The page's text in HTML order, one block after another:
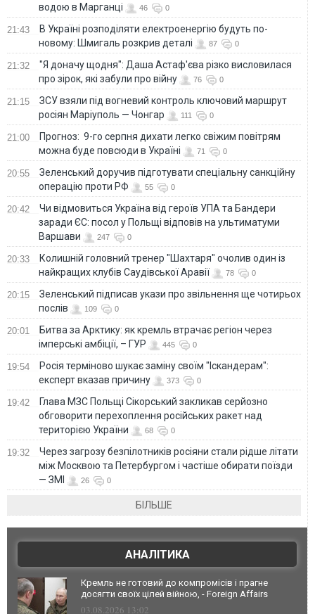
водою в Марганці
46 0
21:43
В Україні розподіляти електроенергію будуть по-
новому: Шмигаль розкрив деталі
87 0
21:32
"Я доначу щодня": Даша Астаф'єва різко висловилася
про зірок, які забули про війну
76 0
21:15
ЗСУ взяли під вогневий контроль ключовий маршрут
росіян Маріуполь — Чонгар
111 0
21:00
Прогноз: 9-го серпня дихати легко свіжим повітрям
можна буде повсюди в Україні
71 0
20:55
Зеленський доручив підготувати спеціальну санкційну
операцію проти РФ
55 0
20:42
Чи відмовиться Україна від героїв УПА та Бандери
заради ЄС: посол у Польщі відповів на ультиматуми
Варшави
247 0
20:33
Колишній головний тренер "Шахтаря" очолив один із
найкращих клубів Саудівської Аравії
78 0
20:15
Зеленський підписав укази про звільнення ще чотирьох
послів
109 0
20:01
Битва за Арктику: як кремль втрачає регіон через
імперські амбіції, – ГУР
445 0
19:54
Росія терміново шукає заміну своїм "Іскандерам":
експерт вказав причину
373 0
19:42
Глава МЗС Польщі Сікорський закликав серйозно
обговорити перехоплення російських ракет над
територією України
68 0
19:32
Через загрозу безпілотників росіяни стали рідше літати
між Москвою та Петербургом і частіше обирати поїзди
— ЗМІ
26 0
БІЛЬШЕ
АНАЛІТИКА
Кремль не готовий до компромісів і прагне
досягти своїх цілей війною, - Foreign Affairs
03.08.2026 13:02